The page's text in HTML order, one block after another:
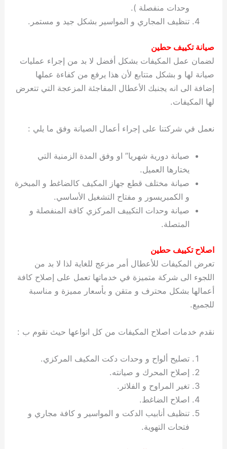
وحدات منفصلة ).
تنظيف المجاري و المواسير بشكل جيد و مستمر.
صيانة تكييف حطين
لضمان عمل المكيفات بشكل أفضل لا بد من إجراء عمليات
صيانة لها و بشكل متتابع لأن هذا يرفع من كفاءة عملها
إضافة الى انه يجنبك الأعطال المفاجئة المزعجة التي تتعرض
لها المكيفات.
نعمل في شركتنا على إجراء أعمال الصيانة وفق ما يلي :
صيانة دورية شهريا” او وفق المدة الزمنية التي
يختارها العميل.
صيانة مختلف قطع جهاز المكيف كالضاغط و المبخرة
و الكمبريسور و مفتاح التشغيل الأساسي.
صيانة وحدات التكييف المركزي كافة المنفصلة و
المتصلة.
اصلاح تكييف حطين
تعرض المكيفات للأعطال أمر مزعج للغاية لذا لا بد من
اللجوء الى شركة متميزة في خدماتها تعمل على إصلاح كافة
أعمالها بشكل محترف و متقن و بأسعار مميزة و مناسبة
للجميع.
نقدم خدمات اصلاح المكيفات من كل انواعها حيث نقوم ب :
تصليح ألواح و وحدات دكت المكيف المركزي.
إصلاح المحرك و صيانته.
تغير المراوح و الفلاتر.
اصلاح الضاغط.
تنظيف أنابيب الدكت و المواسير و كافة مجاري و
فتحات التهوية.